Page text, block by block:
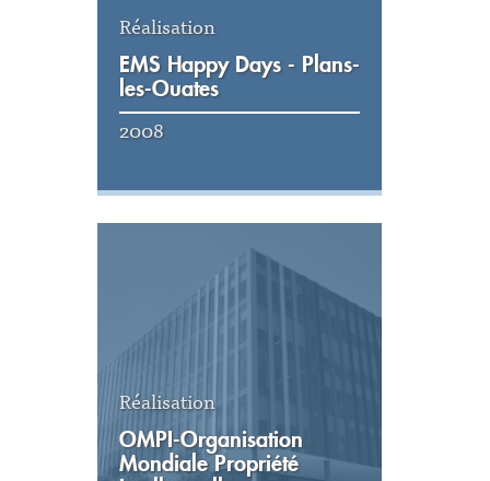
Réalisation
EMS Happy Days - Plans-
les-Ouates
2008
Voir la réalisation
Réalisation
OMPI-Organisation
Mondiale Propriété